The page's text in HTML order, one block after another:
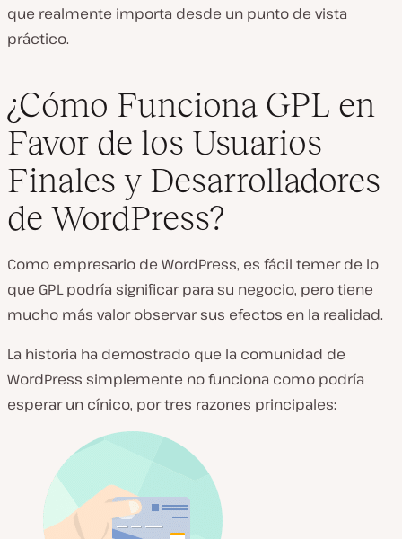
que realmente importa desde un punto de vista
práctico.
¿Cómo Funciona GPL en
Favor de los Usuarios
Finales y Desarrolladores
de WordPress?
Como empresario de WordPress, es fácil temer de lo
que GPL podría significar para su negocio, pero tiene
mucho más valor observar sus efectos en la realidad.
La historia ha demostrado que la comunidad de
WordPress simplemente no funciona como podría
esperar un cínico, por tres razones principales: